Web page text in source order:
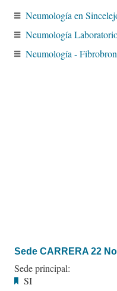
Neumología en
Neumología
Neumología -
Sede CARRERA 22
Sede principal:
SI